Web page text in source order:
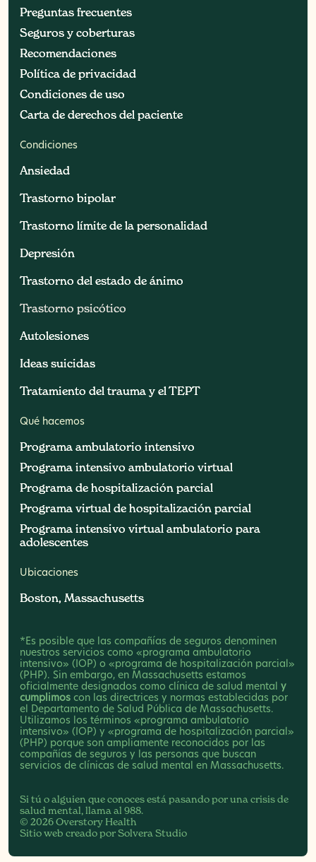
Preguntas frecuentes
Preguntas frecuentes
Seguros y coberturas
Seguros y coberturas
Recomendaciones
Recomendaciones
Política de privacidad
Política de privacidad
Condiciones de uso
Condiciones de uso
Carta de derechos del paciente
Carta de derechos del paciente
Condiciones
Ansiedad
Ansiedad
Trastorno bipolar
Trastorno bipolar
Trastorno límite de la personalidad
Trastorno límite de la personalidad
Depresión
Depresión
Trastorno del estado de ánimo
Trastorno del estado de ánimo
Trastorno psicótico
Trastorno psicótico
Autolesiones
Autolesiones
Ideas suicidas
Ideas suicidas
Tratamiento del trauma y el TEPT
Tratamiento del trauma y el TEPT
Qué hacemos
Programa ambulatorio intensivo
Programa ambulatorio intensivo
Programa intensivo ambulatorio virtual
Programa intensivo ambulatorio virtual
Programa de hospitalización parcial
Programa de hospitalización parcial
Programa virtual de hospitalización parcial
Programa virtual de hospitalización parcial
Programa intensivo virtual ambulatorio para
adolescentes
Programa intensivo virtual ambulatorio para
adolescentes
Ubicaciones
Boston, Massachusetts
Boston, Massachusetts
*Es posible que las compañías de seguros denominen
nuestros servicios como «programa ambulatorio
intensivo» (IOP) o «programa de hospitalización parcial»
(PHP). Sin embargo, en Massachusetts estamos
oficialmente designados como clínica de salud mental y
cumplimos con las directrices y normas establecidas por
el Departamento de Salud Pública de Massachusetts.
Utilizamos los términos «programa ambulatorio
intensivo» (IOP) y «programa de hospitalización parcial»
(PHP) porque son ampliamente reconocidos por las
compañías de seguros y las personas que buscan
servicios de clínicas de salud mental en Massachusetts.
Si tú o alguien que conoces está pasando por una crisis de
salud mental, llama al 988.
© 2026 Overstory Health
Sitio web creado por Solvera Studio